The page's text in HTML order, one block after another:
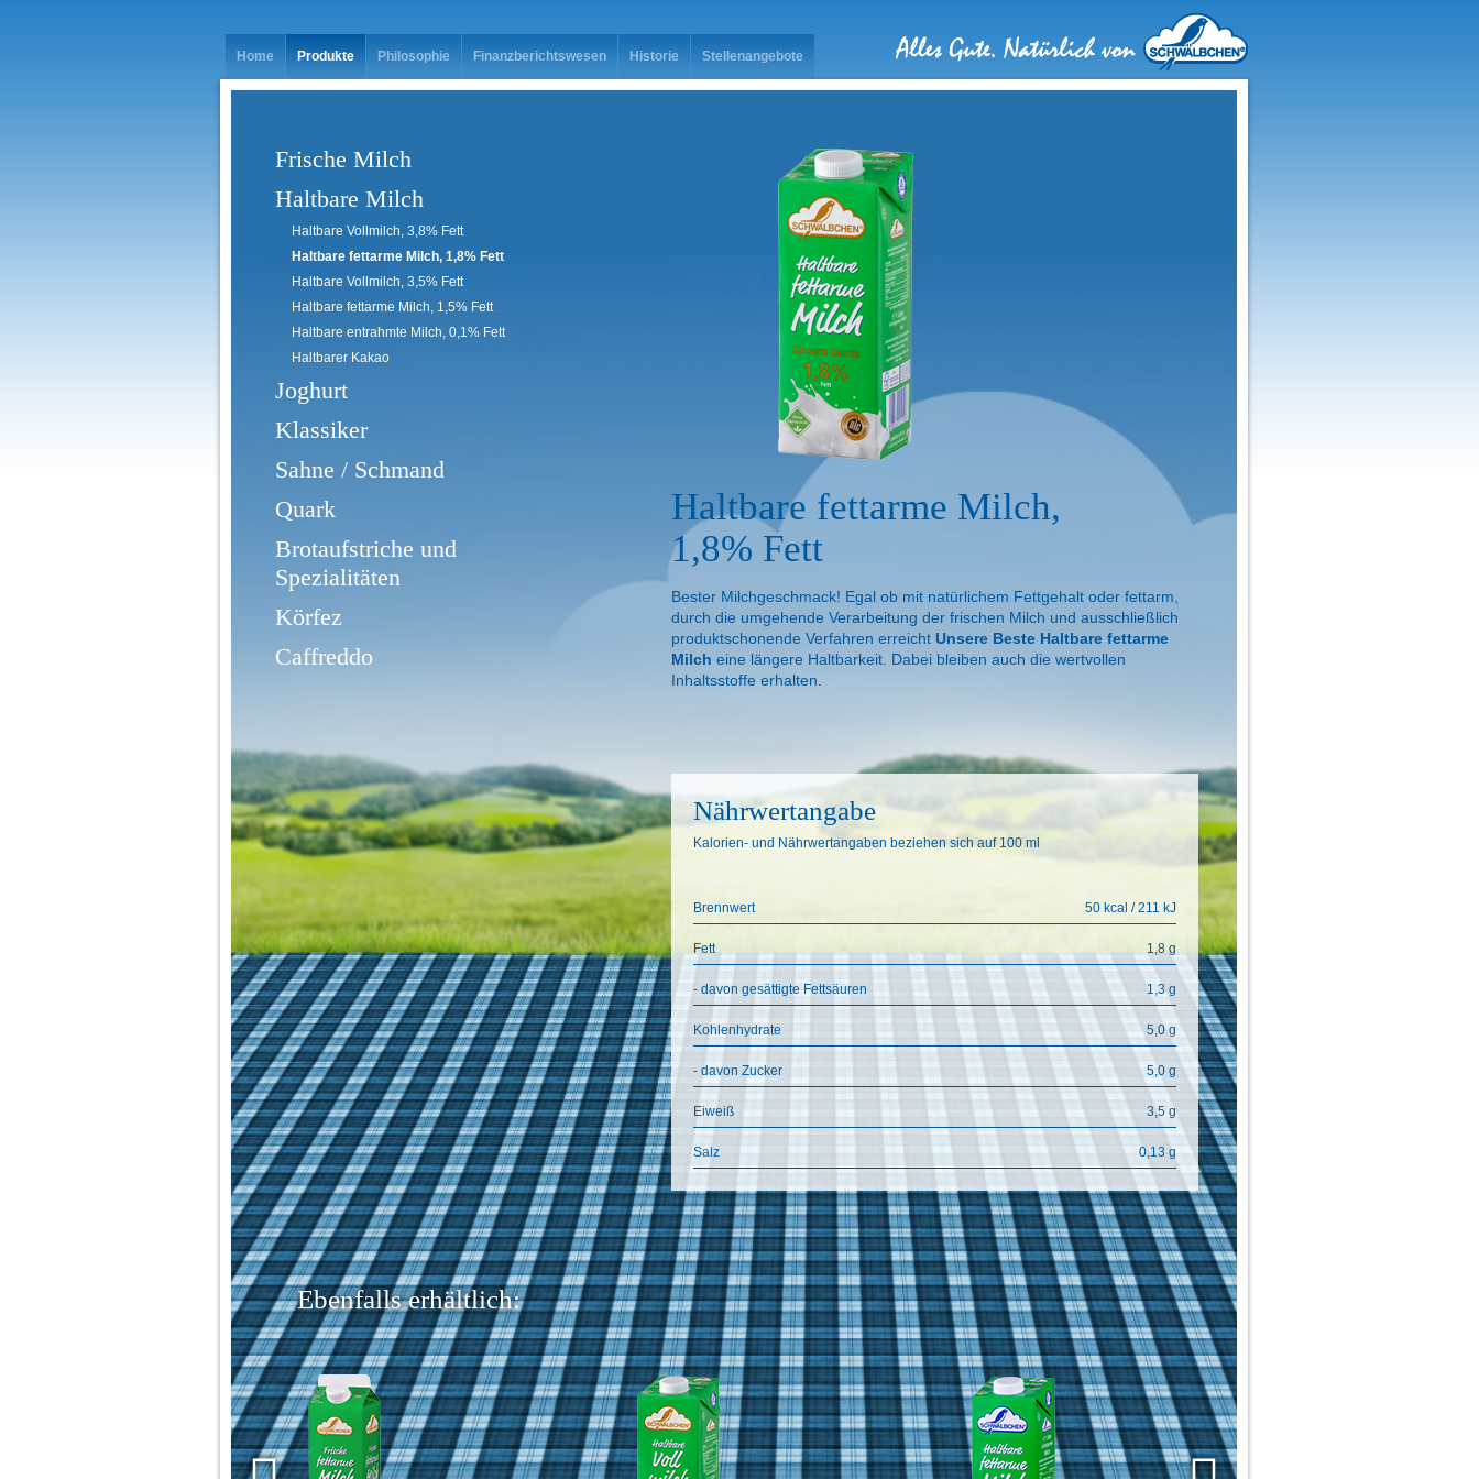
Home Produkte Philosophie Finanzberichtswesen Historie Stellenangebote
Frische Milch
Haltbare Milch
Haltbare Vollmilch, 3,8% Fett
Haltbare fettarme Milch, 1,8% Fett
Haltbare Vollmilch, 3,5% Fett
Haltbare fettarme Milch, 1,5% Fett
Haltbare entrahmte Milch, 0,1% Fett
Haltbarer Kakao
Joghurt
Klassiker
Sahne / Schmand
Quark
Brotaufstriche und
Spezialitäten
Körfez
Caffreddo
Haltbare fettarme Milch,
1,8% Fett
Bester Milchgeschmack! Egal ob mit natürlichem Fettgehalt oder fettarm,
durch die umgehende Verarbeitung der frischen Milch und ausschließlich
produktschonende Verfahren erreicht Unsere Beste Haltbare fettarme
Milch eine längere Haltbarkeit. Dabei bleiben auch die wertvollen
Inhaltsstoffe erhalten.
Nährwertangabe
Kalorien- und Nährwertangaben beziehen sich auf 100 ml
Brennwert 50 kcal / 211 kJ
Fett 1,8 g
- davon gesättigte Fettsäuren 1,3 g
Kohlenhydrate 5,0 g
- davon Zucker 5,0 g
Eiweiß 3,5 g
Salz 0,13 g
Ebenfalls erhältlich: